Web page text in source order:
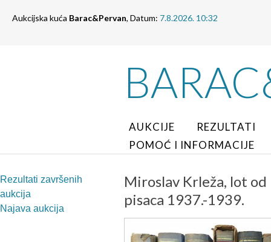
Aukcijska kuća Barac&Pervan, Datum: 7.8.2026. 10:32
AUKCIJE
REZULTATI
POMOĆ I INFORMACIJE
Rezultati završenih
aukcija
Najava aukcija
Miroslav Krleža, lot
pisaca 1937.-1939.